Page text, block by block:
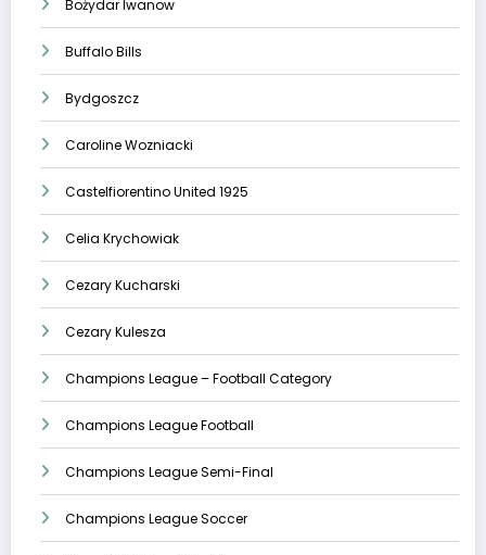
Bożydar Iwanow
Buffalo Bills
Bydgoszcz
Caroline Wozniacki
Castelfiorentino United 1925
Celia Krychowiak
Cezary Kucharski
Cezary Kulesza
Champions League – Football Category
Champions League Football
Champions League Semi-Final
Champions League Soccer